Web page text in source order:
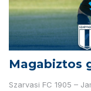
Magabiztos
Szarvasi FC 1905 –